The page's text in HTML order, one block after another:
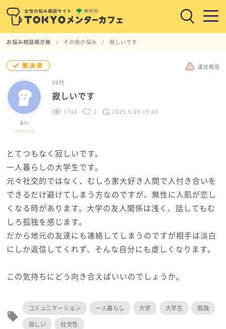
お悩み相談掲示板 その他の悩み 寂しいです
解決済 違反報告
るい
プロフィール
20代
寂しいです
1748 2 2025.9.25 19:40
とてつもなく寂しいです。
一人暮らしの大学生です。
元々社交的ではなく、むしろ家大好き人間で人付き合いを
できるだけ避けてしまう方なのですが、無性に人肌が恋し
くなる時があります。大学の友人関係は浅く、話してもむ
しろ孤独を感じます。
だから地元の友達にも連絡してしまうのですが相手は淡白
にしか返信してくれず、そんな自分にも虚しくなります。
この気持ちにどう向き合えばいいのでしょうか。
local_offer
コミュニケーション 一人暮らし 大学 大学生
孤独
寂しい
社交性